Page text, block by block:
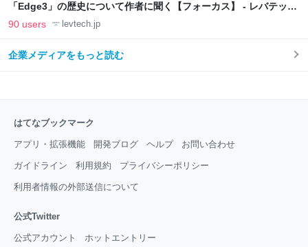
「Edge3」の歴史について作者に聞く【フォーカス】 - レバテック
LAB
90 users levtech.jp
企業メディアをもっと読む
はてなブックマーク
アプリ・拡張機能 開発ブログ ヘルプ お問い合わせ
ガイドライン 利用規約 プライバシーポリシー
利用者情報の外部送信について
公式Twitter
公式アカウント ホットエントリー